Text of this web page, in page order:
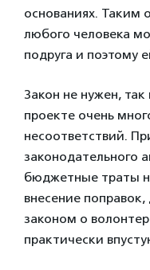
основаниях. Таким
любого человека
подруга и поэтому
Закон не нужен,
проекте очень
несоответствий.
законодательного
бюджетные траты
внесение
законом о
практически